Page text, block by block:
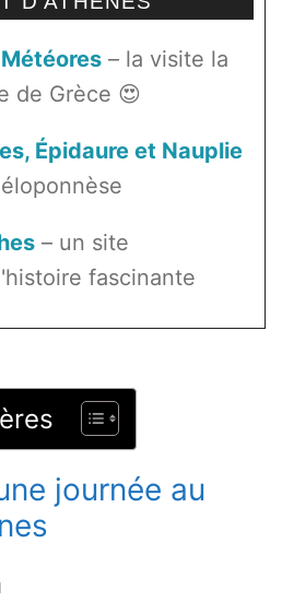
– la visite la
de Grèce 😍
Épidaure et Nauplie
– un site
fascinante
journée au